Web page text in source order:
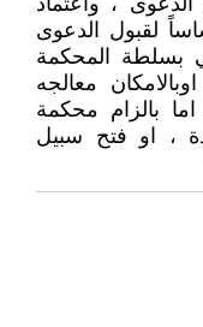
لقبول الدعوى
بسلطة المحكمة
معالجه
بالزام محكمة
، او فتح سبيل